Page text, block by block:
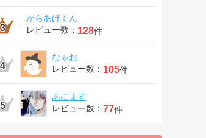
からあげくん
レビュー数： 128件
なゃお
レビュー数： 105件
あにます
レビュー数： 77件